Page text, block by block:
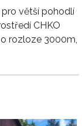
pro větší pohodlí
CHKO
rozloze 3000m,